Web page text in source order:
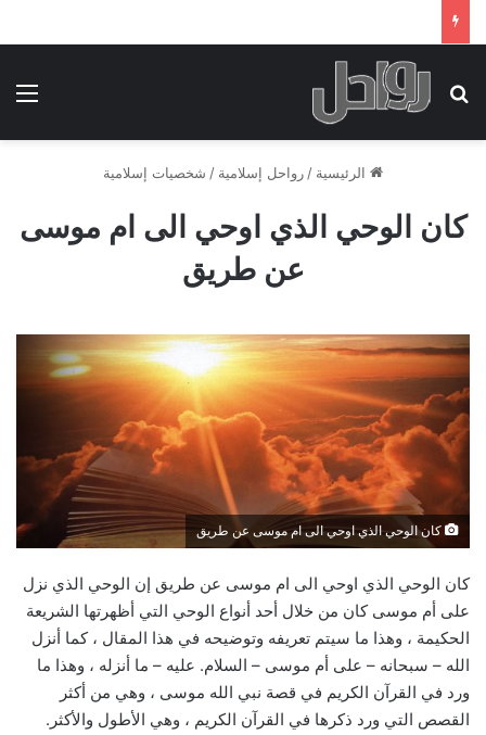
بحث عن
الرئيسية / رواحل إسلامية / شخصيات إسلامية
كان الوحي الذي اوحي الى ام موسى
عن طريق
كان الوحي الذي اوحي الى ام موسى عن طريق
كان الوحي الذي اوحي الى ام موسى عن طريق إن الوحي الذي نزل
على أم موسى كان من خلال أحد أنواع الوحي التي أظهرتها الشريعة
الحكيمة ، وهذا ما سيتم تعريفه وتوضيحه في هذا المقال ، كما أنزل
الله – سبحانه – على أم موسى – السلام. عليه – ما أنزله ، وهذا ما
ورد في القرآن الكريم في قصة نبي الله موسى ، وهي من أكثر
القصص التي ورد ذكرها في القرآن الكريم ، وهي الأطول والأكثر.